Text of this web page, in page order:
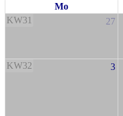
Mo
KW31
27
KW32 3